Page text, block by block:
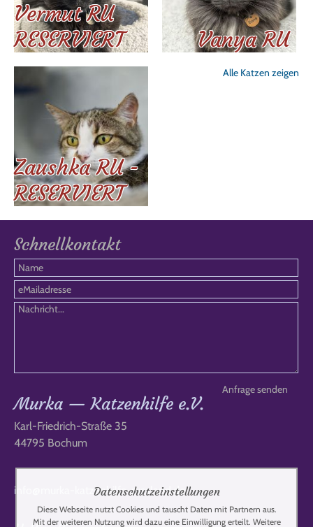
Vermut RU
RESERVIERT
Vanya RU
Zaushka RU -
RESERVIERT
Alle Katzen zeigen
Schnellkontakt
Murka — Katzenhilfe e.V.
Karl-Friedrich-Straße 35
44795 Bochum
info@murka-katzenhilfe-russland.de
Datenschutzeinstellungen
Diese Webseite nutzt Cookies und tauscht Daten mit Partnern aus.
Mit der weiteren Nutzung wird dazu eine Einwilligung erteilt. Weitere